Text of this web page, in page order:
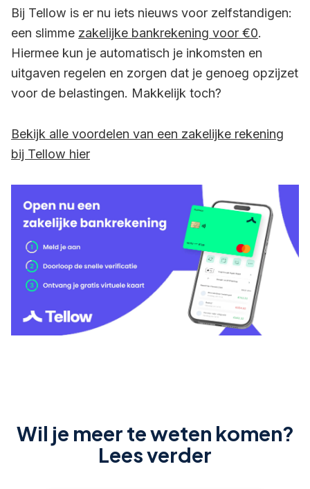
Bij Tellow is er nu iets nieuws voor zelfstandigen:
een slimme zakelijke bankrekening voor €0.
Hiermee kun je automatisch je inkomsten en
uitgaven regelen en zorgen dat je genoeg opzijzet
voor de belastingen. Makkelijk toch?
Bekijk alle voordelen van een zakelijke rekening
bij Tellow hier
Wil je meer te weten komen?
Lees verder